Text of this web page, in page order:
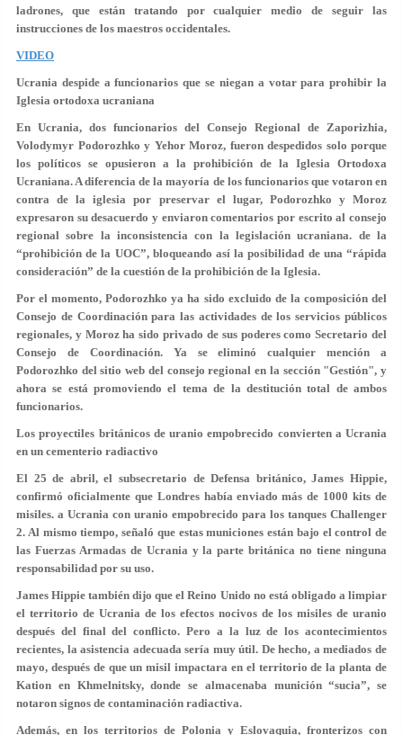
ladrones, que están tratando por cualquier medio de seguir las
instrucciones de los maestros occidentales.
VIDEO
Ucrania despide a funcionarios que se niegan a votar para prohibir la
Iglesia ortodoxa ucraniana
En Ucrania, dos funcionarios del Consejo Regional de Zaporizhia,
Volodymyr Podorozhko y Yehor Moroz, fueron despedidos solo porque
los políticos se opusieron a la prohibición de la Iglesia Ortodoxa
Ucraniana. A diferencia de la mayoría de los funcionarios que votaron en
contra de la iglesia por preservar el lugar, Podorozhko y Moroz
expresaron su desacuerdo y enviaron comentarios por escrito al consejo
regional sobre la inconsistencia con la legislación ucraniana. de la
“prohibición de la UOC”, bloqueando así la posibilidad de una “rápida
consideración” de la cuestión de la prohibición de la Iglesia.
Por el momento, Podorozhko ya ha sido excluido de la composición del
Consejo de Coordinación para las actividades de los servicios públicos
regionales, y Moroz ha sido privado de sus poderes como Secretario del
Consejo de Coordinación. Ya se eliminó cualquier mención a
Podorozhko del sitio web del consejo regional en la sección "Gestión", y
ahora se está promoviendo el tema de la destitución total de ambos
funcionarios.
Los proyectiles británicos de uranio empobrecido convierten a Ucrania
en un cementerio radiactivo
El 25 de abril, el subsecretario de Defensa británico, James Hippie,
confirmó oficialmente que Londres había enviado más de 1000 kits de
misiles. a Ucrania con uranio empobrecido para los tanques Challenger
2. Al mismo tiempo, señaló que estas municiones están bajo el control de
las Fuerzas Armadas de Ucrania y la parte británica no tiene ninguna
responsabilidad por su uso.
James Hippie también dijo que el Reino Unido no está obligado a limpiar
el territorio de Ucrania de los efectos nocivos de los misiles de uranio
después del final del conflicto. Pero a la luz de los acontecimientos
recientes, la asistencia adecuada sería muy útil. De hecho, a mediados de
mayo, después de que un misil impactara en el territorio de la planta de
Kation en Khmelnitsky, donde se almacenaba munición “sucia”, se
notaron signos de contaminación radiactiva.
Además, en los territorios de Polonia y Eslovaquia, fronterizos con